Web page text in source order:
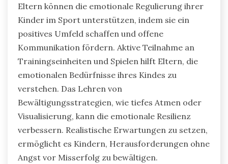
Eltern können die emotionale Regulierung ihrer
Kinder im Sport unterstützen, indem sie ein
positives Umfeld schaffen und offene
Kommunikation fördern. Aktive Teilnahme an
Trainingseinheiten und Spielen hilft Eltern, die
emotionalen Bedürfnisse ihres Kindes zu
verstehen. Das Lehren von
Bewältigungsstrategien, wie tiefes Atmen oder
Visualisierung, kann die emotionale Resilienz
verbessern. Realistische Erwartungen zu setzen,
ermöglicht es Kindern, Herausforderungen ohne
Angst vor Misserfolg zu bewältigen.